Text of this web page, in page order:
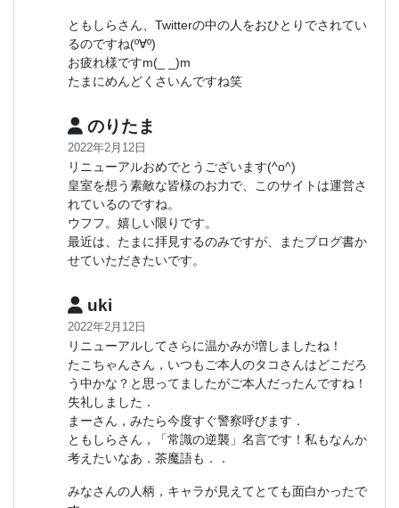
ともしらさん、Twitterの中の人をおひとりでされてい
るのですね(º∀º)
お疲れ様ですm(_ _)m
たまにめんどくさいんですね笑
のりたま
2022年2月12日
リニューアルおめでとうございます(^o^)
皇室を想う素敵な皆様のお力で、このサイトは運営さ
れているのですね。
ウフフ。嬉しい限りです。
最近は、たまに拝見するのみですが、またブログ書か
せていただきたいです。
uki
2022年2月12日
リニューアルしてさらに温かみが増しましたね！
たこちゃんさん，いつもご本人のタコさんはどこだろ
う中かな？と思ってましたがご本人だったんですね！
失礼しました．
まーさん，みたら今度すぐ警察呼びます．
ともしらさん，「常識の逆襲」名言です！私もなんか
考えたいなあ．茶魔語も．．
みなさんの人柄，キャラが見えてとても面白かったで